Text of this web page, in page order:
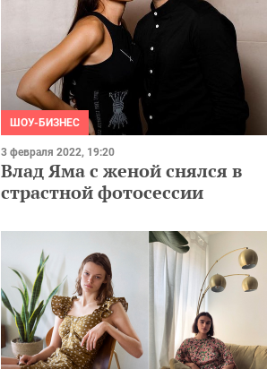
ШОУ-БИЗНЕС
3 февраля 2022, 19:20
Влад Яма с женой снялся в
страстной фотосессии